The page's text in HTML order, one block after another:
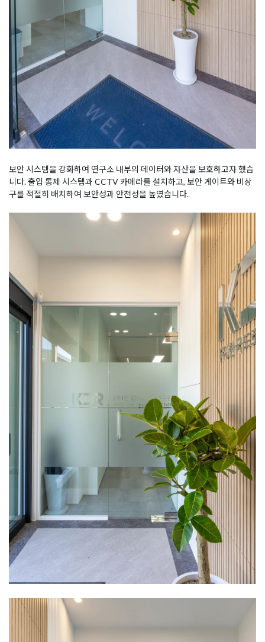
보안 시스템을 강화하여 연구소 내부의 데이터와 자산을 보호하고자 했습
니다. 출입 통제 시스템과 CCTV 카메라를 설치하고, 보안 게이트와 비상
구를 적절히 배치하여 보안성과 안전성을 높였습니다.